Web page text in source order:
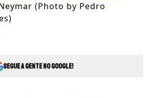
(Photo by Pedro
Segue a gente no Google!